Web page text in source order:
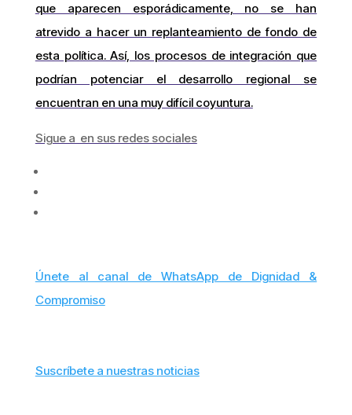
que aparecen esporádicamente, no se han
atrevido a hacer un replanteamiento de fondo de
esta política. Así, los procesos de integración que
podrían potenciar el desarrollo regional se
encuentran en una muy difícil coyuntura.
Sigue a en sus redes sociales
Únete al canal de WhatsApp de Dignidad &
Compromiso
Suscríbete a nuestras noticias